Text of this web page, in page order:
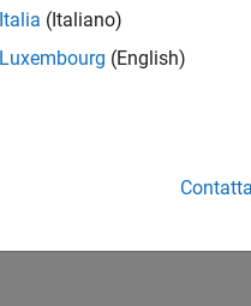
Italia (Italiano)
Luxembourg (English)